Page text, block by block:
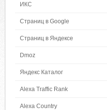
ИКС
Страниц в Google
Страниц в Яндексе
Dmoz
Яндекс Каталог
Alexa Traffic Rank
Alexa Country